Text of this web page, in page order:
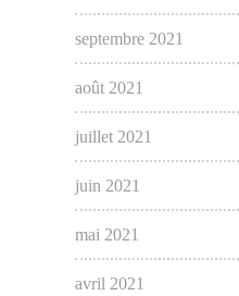
septembre 2021
août 2021
juillet 2021
juin 2021
mai 2021
avril 2021